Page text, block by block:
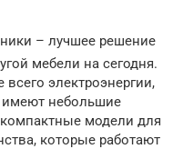
– лучшее решение
мебели на сегодня.
электроэнергии,
имеют небольшие
модели для
которые работают